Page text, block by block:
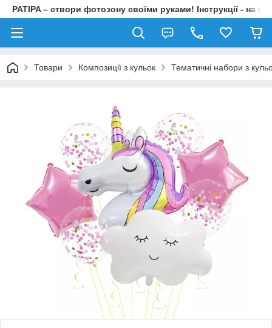
PATIPA – створи фотозону своїми руками! Інструкції - на
Товари Композиції з кульок Тематичні набори з